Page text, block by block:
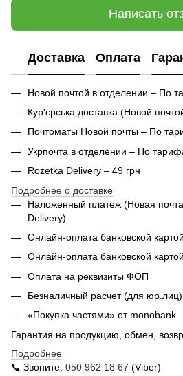
Написать
Доставка Оплата
Новой почтой в отделении – По
Кур'єрська доставка (Новой
Почтоматы Новой почты – По
Укрпочта в отделении – По
Rozetka Delivery – 49 грн
Подробнее о доставке
Наложенный платеж (Новая
Delivery)
Онлайн-оплата банковской
Онлайн-оплата банковской
Оплата на реквизиты ФОП
Безналичный расчет (для юр.лиц)
«Покупка частями» от monobank
Гарантия на продукцию, обмен,
Подробнее
📞 Звоните: 050 962 18 67 (Viber)